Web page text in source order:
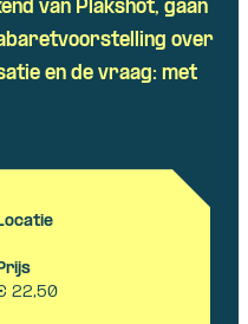
van Plakshot, gaan
over
en de vraag: met
22,50